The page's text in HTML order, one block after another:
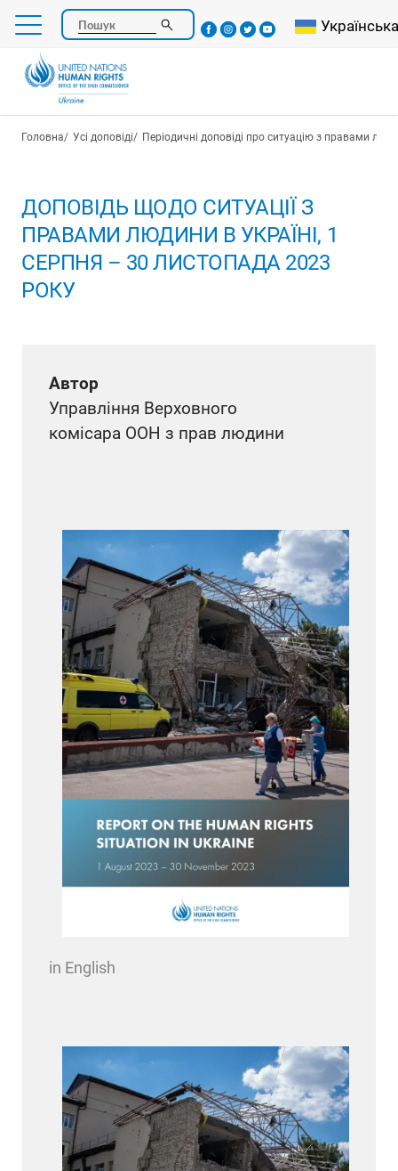
Перейти
основного
Пошук Select your
Українська
Рядок навіґації
Головна Усі доповіді Періодичні доповіді про ситуацію з правами
ДОПОВІДЬ ЩОДО СИТУАЦІЇ З
ПРАВАМИ ЛЮДИНИ В УКРАЇНІ, 1
СЕРПНЯ – 30 ЛИСТОПАДА 2023
РОКУ
Автор
Управління Верховного
комісара ООН з прав людини
in English